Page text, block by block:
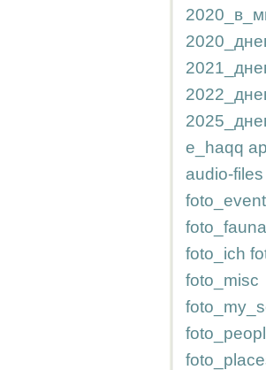
e_haqq
audio-files
foto_fauna
foto_ich
foto_misc